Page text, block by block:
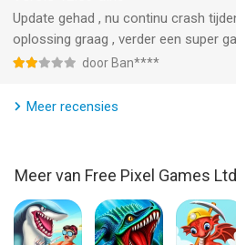
Update gehad , nu continu crash
oplossing graag , verder een super
door Ban****
Meer recensies
Meer van Free Pixel Games Ltd